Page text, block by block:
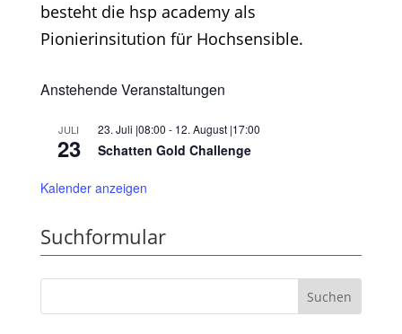
besteht die hsp academy als
Pionierinsitution für Hochsensible.
Anstehende Veranstaltungen
JULI
23
23. Juli |08:00 - 12. August |17:00
Schatten Gold Challenge
Kalender anzeigen
Suchformular